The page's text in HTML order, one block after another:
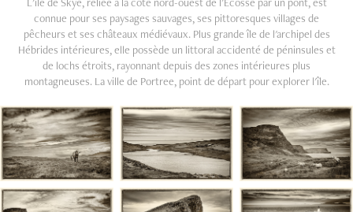
connue pour ses paysages sauvages, ses pittoresques villages de
pêcheurs et ses châteaux médiévaux. Plus grande île de l'archipel des
Hébrides intérieures, elle possède un littoral accidenté de péninsules et
de lochs étroits, rayonnant depuis des zones intérieures plus
montagneuses. La ville de Portree, point de départ pour explorer l'île.